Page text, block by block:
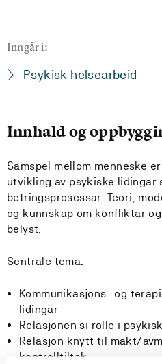
Inngår i:
Psykisk helsearbeid
Innhald og
Samspel mellom menneske
utvikling av psykiske lidingar
betringsprosessar. Teori,
og kunnskap om konfliktar
belyst.
Sentrale tema:
Kommunikasjons- og
lidingar
Relasjonen si rolle i
Relasjon knytt til makt/
kontrolltiltak